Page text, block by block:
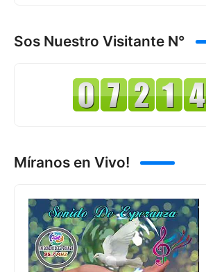
Sos Nuestro Visitante N°
Míranos en Vivo!